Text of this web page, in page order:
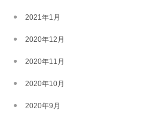
2021年1月
2020年12月
2020年11月
2020年10月
2020年9月